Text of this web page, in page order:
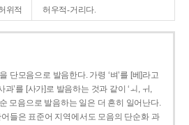
위적 허우적-거리다.
단모음으로 발음한다. 가령 ‘벼’를 [베]라고
과’를 [사가]로 발음하는 것과 같이 ‘ㅚ, ㅟ,
모음으로 발음하는 일은 더 흔히 일어난다.
들은 표준어 지역에서도 모음의 단순화 과